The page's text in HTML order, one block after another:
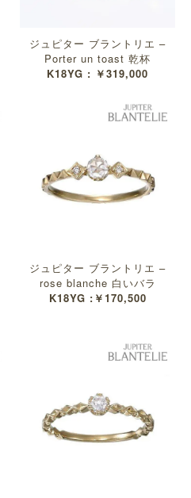
ジュピター ブラントリエ –
Porter un toast 乾杯
K18YG : ￥319,000
ジュピター ブラントリエ –
rose blanche 白いバラ
K18YG :￥170,500